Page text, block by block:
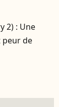
2) : Une
peur de